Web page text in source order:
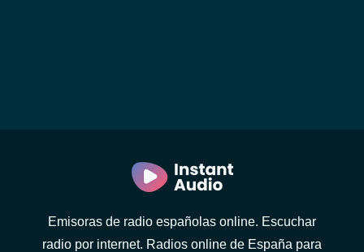
Emisoras de radio españolas online. Escuchar
radio por internet. Radios online de España para